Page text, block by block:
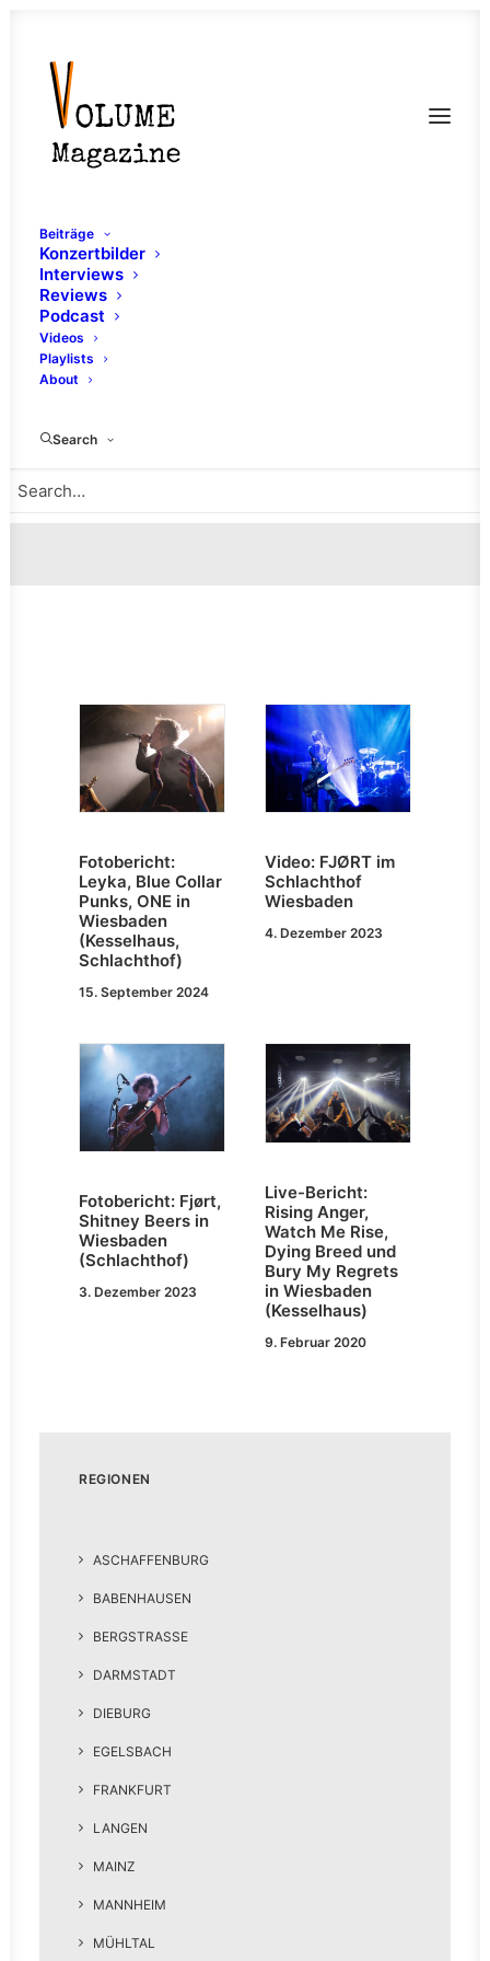
Beiträge
Konzertbilder
Interviews
Reviews
Podcast
Videos
Playlists
About
Search
Fotobericht:
Leyka, Blue Collar
Punks, ONE in
Wiesbaden
(Kesselhaus,
Schlachthof)
15. September 2024
Video: FJØRT im
Schlachthof
Wiesbaden
4. Dezember 2023
Fotobericht: Fjørt,
Shitney Beers in
Wiesbaden
(Schlachthof)
3. Dezember 2023
Live-Bericht:
Rising Anger,
Watch Me Rise,
Dying Breed und
Bury My Regrets
in Wiesbaden
(Kesselhaus)
9. Februar 2020
REGIONEN
ASCHAFFENBURG
BABENHAUSEN
BERGSTRASSE
DARMSTADT
DIEBURG
EGELSBACH
FRANKFURT
LANGEN
MAINZ
MANNHEIM
MÜHLTAL